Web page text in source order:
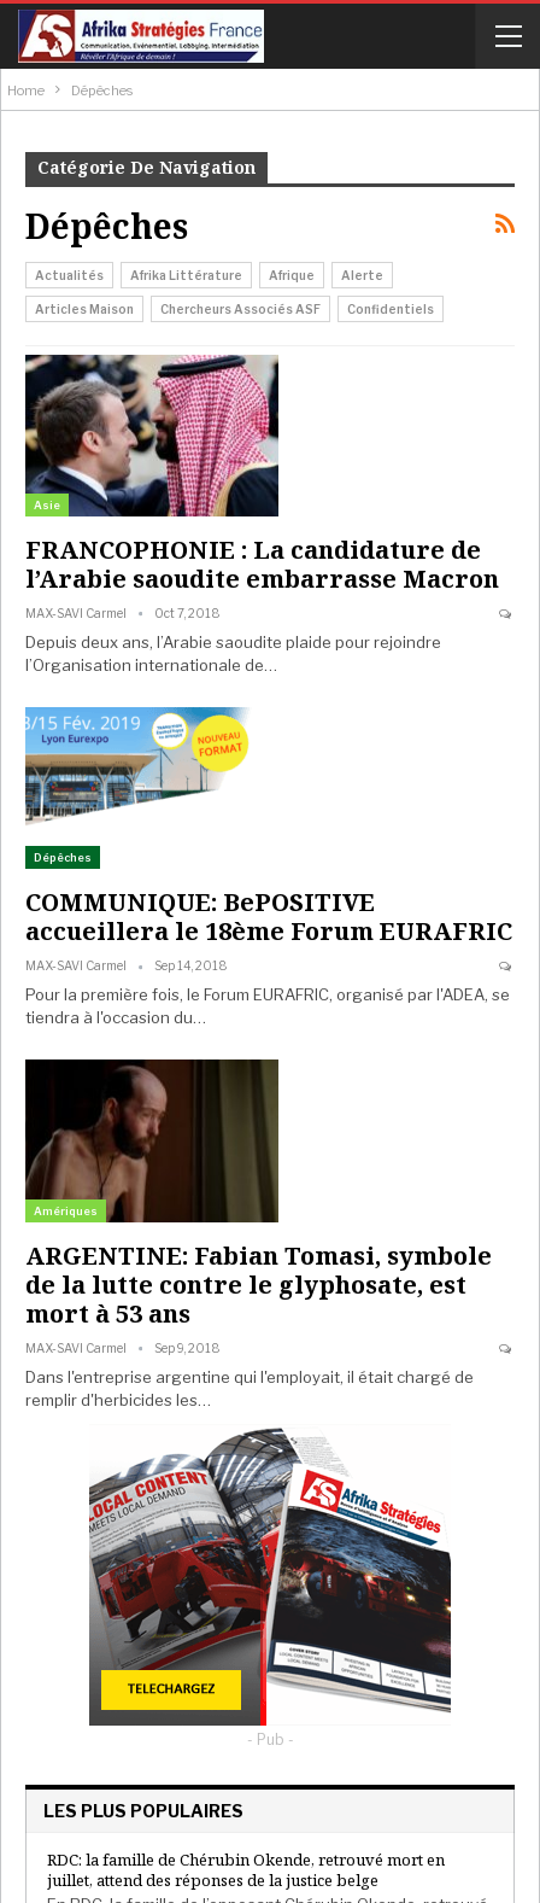
Home Dépêches
Catégorie De Navigation
Dépêches
Actualités Afrika Littérature Afrique Alerte
Articles Maison Chercheurs Associés ASF Confidentiels
Asie
FRANCOPHONIE : La candidature de
l’Arabie saoudite embarrasse Macron
MAX-SAVI Carmel Oct 7, 2018
Depuis deux ans, l’Arabie saoudite plaide pour rejoindre
l’Organisation internationale de…
Dépêches
COMMUNIQUE: BePOSITIVE
accueillera le 18ème Forum EURAFRIC
MAX-SAVI Carmel Sep 14, 2018
Pour la première fois, le Forum EURAFRIC, organisé par l'ADEA, se
tiendra à l'occasion du…
Amériques
ARGENTINE: Fabian Tomasi, symbole
de la lutte contre le glyphosate, est
mort à 53 ans
MAX-SAVI Carmel Sep 9, 2018
Dans l'entreprise argentine qui l'employait, il était chargé de
remplir d'herbicides les…
- Pub -
LES PLUS POPULAIRES
RDC: la famille de Chérubin Okende, retrouvé mort en
juillet, attend des réponses de la justice belge